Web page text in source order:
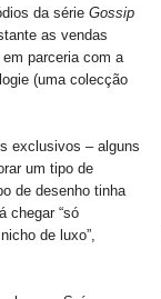
da série Gossip
as vendas
parceria com a
(uma colecção
exclusivos – alguns
um tipo de
de desenho tinha
chegar “só
de luxo”,